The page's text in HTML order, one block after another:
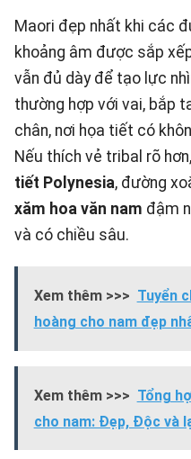
Maori đẹp nhất khi các
khoảng âm được sắp
vẫn đủ dày để tạo lực
thường hợp với vai, bắp
chân, nơi họa tiết có
Nếu thích vẻ tribal rõ
tiết Polynesia, đường
xăm hoa văn nam đậm
và có chiều sâu.
Xem thêm >>> Tuyển
hoàng cho nam đẹp
Xem thêm >>> Tổng
cho nam: Đẹp, Độc và